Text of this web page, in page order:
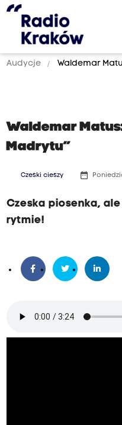
Audycje Waldemar
Waldemar
Madrytu”
Czeski cieszy date_range
Czeska piosenka,
rytmie!